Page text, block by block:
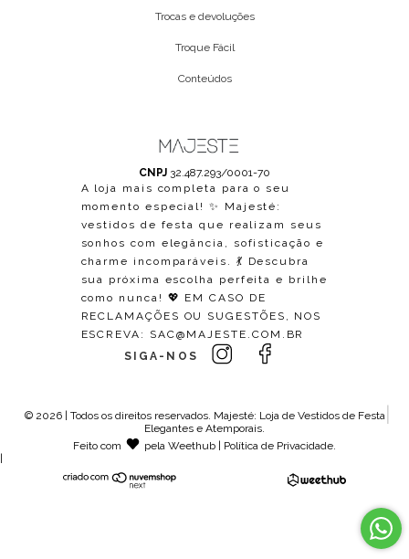
Trocas e devoluções
Troque Fácil
Conteúdos
CNPJ 32.487.293/0001-70
A loja mais completa para o seu
momento especial! ✨ Majesté:
vestidos de festa que realizam seus
sonhos com elegância, sofisticação e
charme incomparáveis. 💃 Descubra
sua próxima escolha perfeita e brilhe
como nunca! 💖 EM CASO DE
RECLAMAÇÕES OU SUGESTÕES, NOS
ESCREVA: SAC@MAJESTE.COM.BR
SIGA-NOS
© 2026 | Todos os direitos reservados. Majesté: Loja de Vestidos de Festa
Elegantes e Atemporais.
Feito com
pelaWeethub Política de Privacidade.